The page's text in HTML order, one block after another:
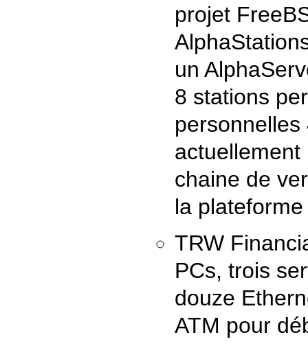
projet
un
8 stations
chaine de
la
TRW
PCs, trois
douze
ATM pour